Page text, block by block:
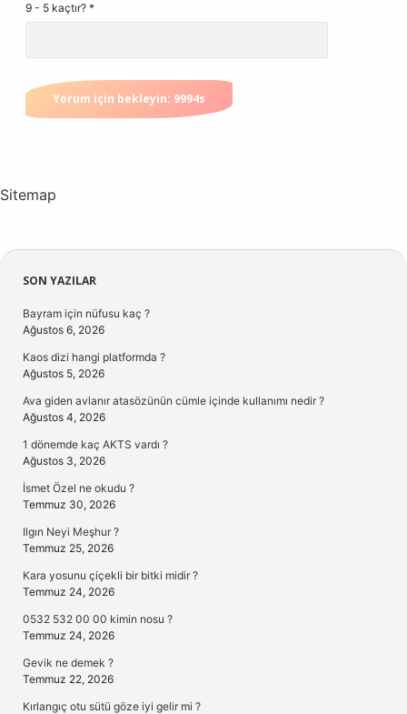
9 - 5 kaçtır? *
Sitemap
Sidebar
SON YAZILAR
Bayram için nüfusu kaç ?
Ağustos 6, 2026
Kaos dizi hangi platformda ?
Ağustos 5, 2026
Ava giden avlanır atasözünün cümle içinde kullanımı nedir ?
Ağustos 4, 2026
1 dönemde kaç AKTS vardı ?
Ağustos 3, 2026
İsmet Özel ne okudu ?
Temmuz 30, 2026
Ilgın Neyi Meşhur ?
Temmuz 25, 2026
Kara yosunu çiçekli bir bitki midir ?
Temmuz 24, 2026
0532 532 00 00 kimin nosu ?
Temmuz 24, 2026
Gevik ne demek ?
Temmuz 22, 2026
Kırlangıç otu sütü göze iyi gelir mi ?